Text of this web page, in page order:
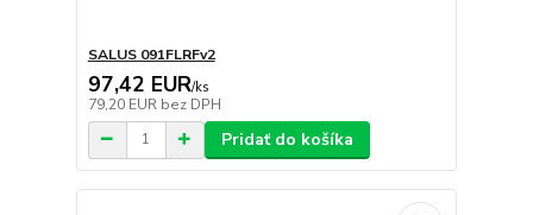
SALUS 091FLRFv2
97,42 EUR/ks
79,20 EUR bez DPH
Pridať do košíka